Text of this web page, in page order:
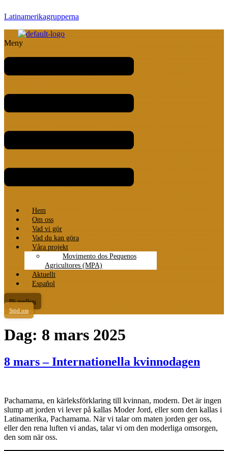
Latinamerikagrupperna
Meny
Hem
Om oss
Vad vi gör
Vad du kan göra
Våra projekt
Movimento dos Pequenos
Agricultores (MPA)
Aktuellt
Español
Bli medlem
Stöd oss
Dag: 8 mars 2025
8 mars – Internationella kvinnodagen
Pachamama, en kärleksförklaring till kvinnan, modern. Det är ingen
slump att jorden vi lever på kallas Moder Jord, eller som den kallas i
Latinamerika, Pachamama. När vi talar om maten jorden ger oss,
eller den rena luften vi andas, talar vi om den moderliga omsorgen,
den som när oss.